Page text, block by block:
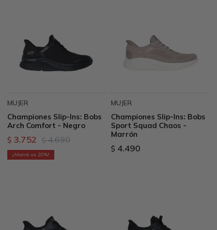
MUJER
Championes Slip-Ins: Bobs
Arch Comfort - Negro
$ 3.752 $ 4.690
20
MUJER
Championes Slip-Ins: Bobs
Sport Squad Chaos -
Marrón
$ 4.490